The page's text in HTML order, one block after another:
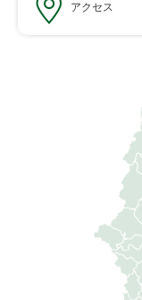
アクセス